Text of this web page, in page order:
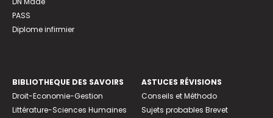
PASS
Diplome infirmier
BIBLIOTHEQUE DES SAVOIRS
Droit-Economie-Gestion
Littérature-Sciences Humaines
ASTUCES RÉVISIONS
Conseils et Méthodo
Sujets probables Brevet